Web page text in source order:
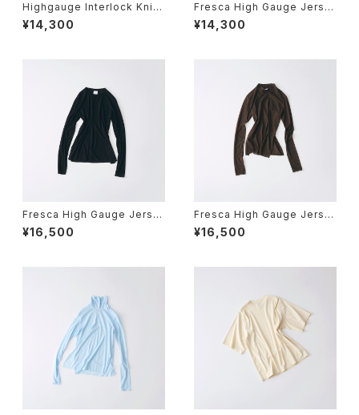
Highgauge Interlock Knit
GGG Staff T / 04
¥14,300
Fresca High Gauge Jerse
y Crew Neck Short Sleeve
T
¥14,300
Fresca High Gauge Jerse
y Side Slits Crew Neck Lo
ng Sleeve T
¥16,500
Fresca High Gauge Jerse
y Side Slits High Neck Lo
ng Sleeve T
¥16,500